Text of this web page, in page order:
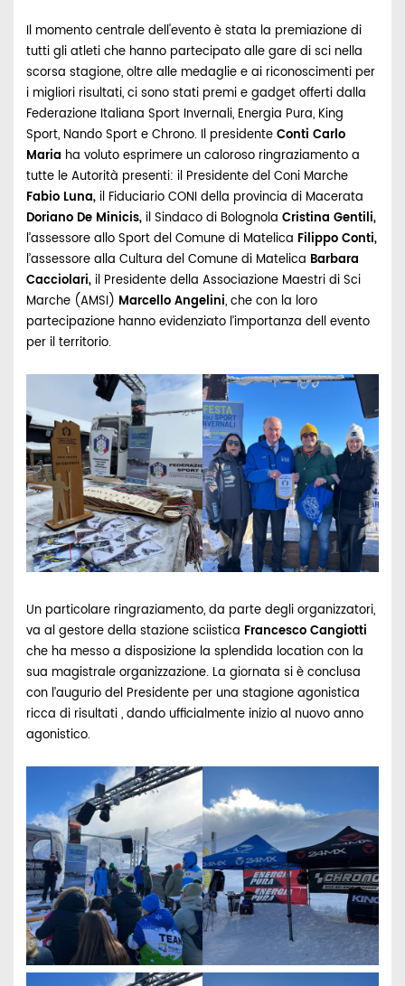
Il momento centrale dell'evento è stata la premiazione di
tutti gli atleti che hanno partecipato alle gare di sci nella
scorsa stagione, oltre alle medaglie e ai riconoscimenti per
i migliori risultati, ci sono stati premi e gadget offerti dalla
Federazione Italiana Sport Invernali, Energia Pura, King
Sport, Nando Sport e Chrono. Il presidenteConti Carlo
Maria ha voluto esprimere un caloroso ringraziamento a
tutte le Autorità presenti: il Presidente del Coni Marche
Fabio Luna, il Fiduciario CONI della provincia di Macerata
Doriano De Minicis, il Sindaco di Bolognola Cristina Gentili,
l’assessore allo Sport del Comune di Matelica Filippo Conti,
l’assessore alla Cultura del Comune di Matelica Barbara
Cacciolari, il Presidente della Associazione Maestri di Sci
Marche (AMSI) Marcello Angelini, che con la loro
partecipazione hanno evidenziato l’importanza dell evento
per il territorio.
Un particolare ringraziamento, da parte degli organizzatori,
va al gestore della stazione sciistica Francesco Cangiotti
che ha messo a disposizione la splendida location con la
sua magistrale organizzazione. La giornata si è conclusa
con l’augurio del Presidente per una stagione agonistica
ricca di risultati , dando ufficialmente inizio al nuovo anno
agonistico.